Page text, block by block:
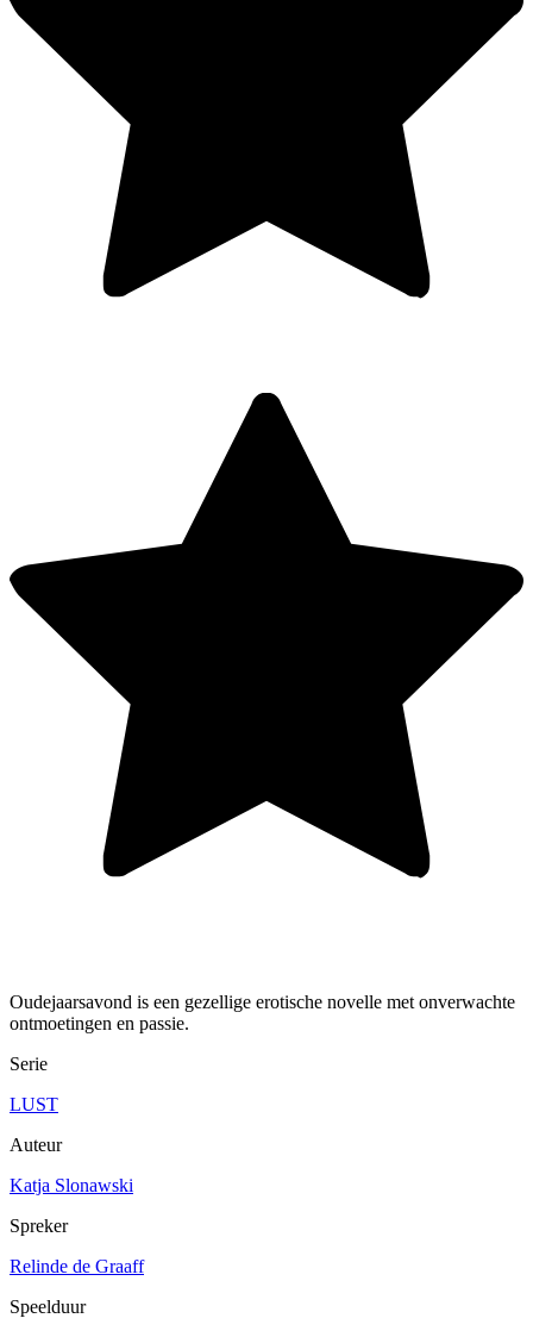
Oudejaarsavond is een gezellige erotische novelle met onverwachte
ontmoetingen en passie.
Serie
LUST
Auteur
Katja Slonawski
Spreker
Relinde de Graaff
Speelduur